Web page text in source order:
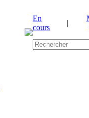
En
cours
|